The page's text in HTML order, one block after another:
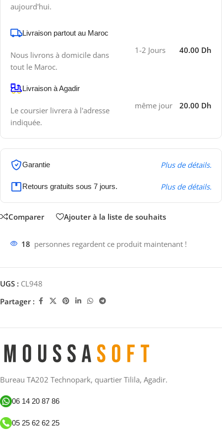
aujourd'hui.
Livraison partout au Maroc
Nous livrons à domicile dans
tout le Maroc.
1-2 Jours 40.00 Dh
Livraison à Agadir
Le coursier livrera à l'adresse
indiquée.
même jour 20.00 Dh
Garantie Plus de détails.
Retours gratuits sous 7 jours. Plus de détails.
Comparer Ajouter à la liste de souhaits
18 personnes regardent ce produit maintenant !
UGS : CL948
Partager :
Bureau TA202 Technopark, quartier Tilila, Agadir.
06 14 20 87 86
05 25 62 62 25